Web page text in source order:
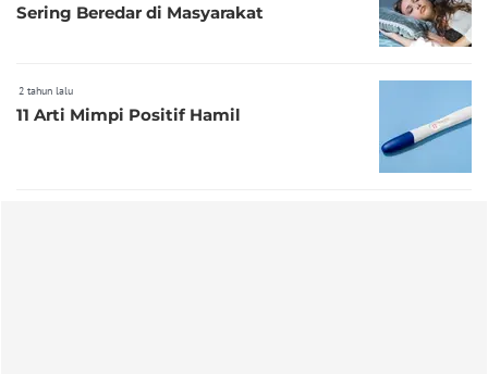
Sering Beredar di Masyarakat
2 tahun lalu
11 Arti Mimpi Positif Hamil